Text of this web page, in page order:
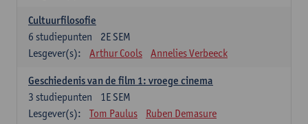
Cultuurfilosofie
2E SEM
6 studiepunten
Lesgever(s):
Arthur Cools Annelies Verbeeck
Geschiedenis van de film 1: vroege cinema
1E SEM
3 studiepunten
Lesgever(s):
Tom Paulus Ruben Demasure